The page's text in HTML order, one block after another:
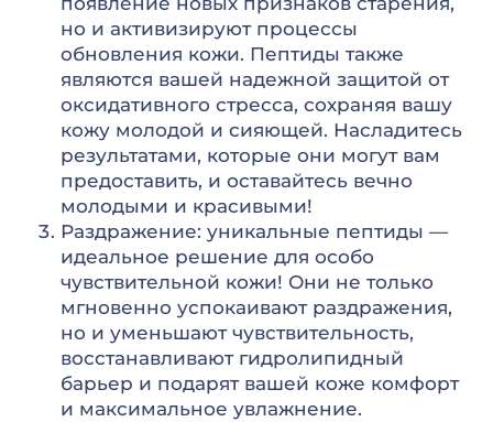
но и активизируют процессы
обновления кожи. Пептиды также
являются вашей надежной защитой от
оксидативного стресса, сохраняя вашу
кожу молодой и сияющей. Насладитесь
результатами, которые они могут вам
предоставить, и оставайтесь вечно
молодыми и красивыми!
Раздражение: уникальные пептиды —
идеальное решение для особо
чувствительной кожи! Они не только
мгновенно успокаивают раздражения,
но и уменьшают чувствительность,
восстанавливают гидролипидный
барьер и подарят вашей коже комфорт
и максимальное увлажнение.